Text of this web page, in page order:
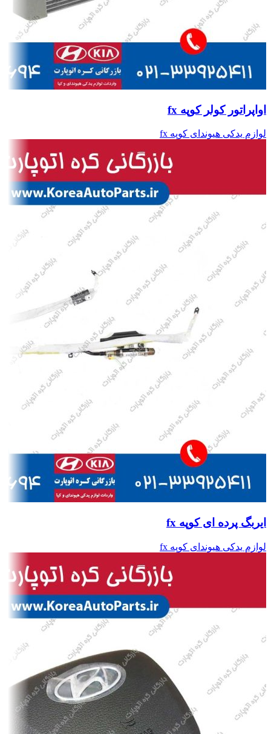
اواپراتور کولر کوپه fx
لوازم یدکی هیوندای کوپه fx
ایربگ پرده ای کوپه fx
لوازم یدکی هیوندای کوپه fx